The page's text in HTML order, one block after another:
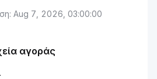
Aug 7, 2026, 03:00:00
αγοράς